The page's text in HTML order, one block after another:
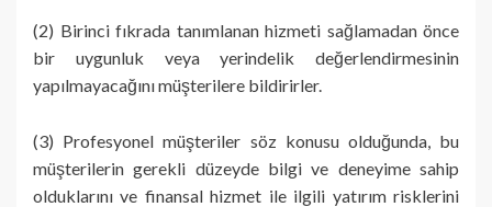
(2) Birinci fıkrada tanımlanan hizmeti sağlamadan önce
bir uygunluk veya yerindelik değerlendirmesinin
yapılmayacağını müşterilere bildirirler.
(3) Profesyonel müşteriler söz konusu olduğunda, bu
müşterilerin gerekli düzeyde bilgi ve deneyime sahip
olduklarını ve finansal hizmet ile ilgili yatırım risklerini